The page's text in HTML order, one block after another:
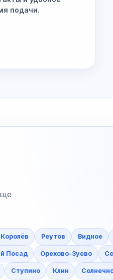
подачи.
Королёв Реутов Видное
Посад Орехово-Зуево
Ступино Клин